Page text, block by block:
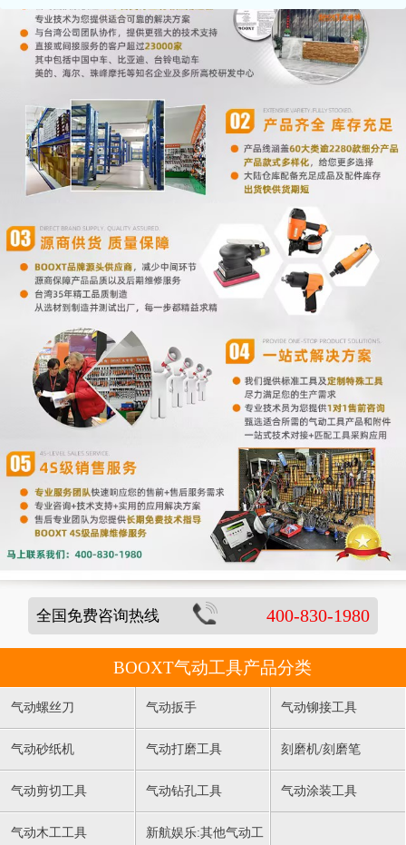
全国免费咨询热线 400-830-1980
BOOXT气动工具产品分类
气动螺丝刀 气动扳手 气动铆接工具
气动砂纸机 气动打磨工具 刻磨机/刻磨笔
气动剪切工具 气动钻孔工具 气动涂装工具
气动木工工具 新航娱乐:其他气动工